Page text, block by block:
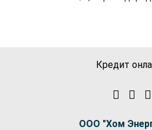
Кредит
ООО "Хом